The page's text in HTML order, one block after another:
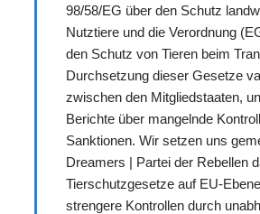
98/58/EG über den Schutz
Nutztiere und die Verordnung
den Schutz von Tieren beim
Durchsetzung dieser Gesetze
zwischen den Mitgliedstaaten,
Berichte über mangelnde
Sanktionen. Wir setzen uns
Dreamers | Partei der Rebellen
Tierschutzgesetze auf EU-
strengere Kontrollen durch